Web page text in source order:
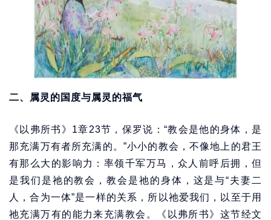
二、属灵的国度与属灵的福气
《以弗所书》1章23节，保罗说：“教会是他的身体，是
那充满万有者所充满的。”小小的教会，不像地上的君王
有那么大的影响力：率领千军万马，众人前呼后拥，但
是我们是祂的教会，教会是祂的身体，这是与“夫妻二
人，合为一体”是一样的关系，所以祂爱我们，以至于用
祂充满万有的能力来充满教会。《以弗所书》这节经文